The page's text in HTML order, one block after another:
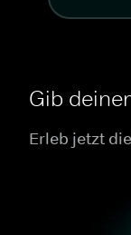
Gib
Erleb jetzt